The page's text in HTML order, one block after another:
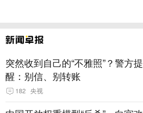
突然收到自己的“不雅照”？警方提
醒：别信、别转账
182 央视